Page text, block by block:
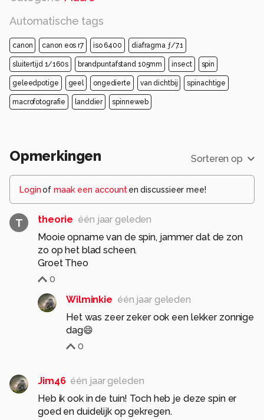
Automatische tags
canon canon eos r7 iso 6400 diafragma ƒ/7.1
sluitertijd 1/160s brandpuntafstand 105mm insect spin
geleedpotige geel ongedierte van dichtbij spinachtige
macrofotografie landdier spinneweb
Opmerkingen Sorteren op
Loginof maak een account en discussieer mee!
T theorie één jaar geleden
Mooie opname van de spin, jammer dat de zon
zo op het blad scheen.
Groet Theo
0
Wilminkie één jaar geleden
Het was zeer zeker ook een lekker zonnige
dag😄
0
Jim46 één jaar geleden
Heb ik ook in de tuin! Toch heb je deze spin er
goed en duidelijk op gekregen.